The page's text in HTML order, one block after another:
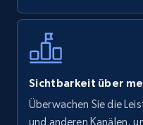
using specific
URL, Final price, Sku,
Sichtbarkeit über
Überwachen Sie die
und anderen Kanälen,